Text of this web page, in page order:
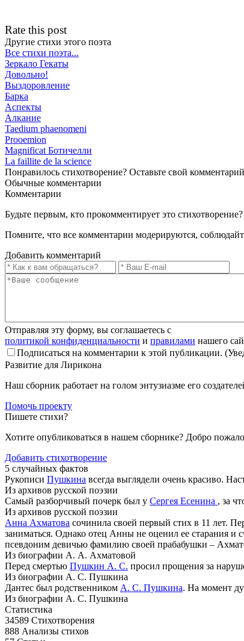
Rate this post
Другие стихи этого поэта
Все стихи поэта...
Зеркало Гекаты
Довольно!
Выздоровление
Барка
Аспекты
Алкание
Taedium phaenomeni
Prooemion
Magnificat Ботичелли
La faillite de la science
Понравилось стихотворение? Оставьте свой
Обычные комментарии
Комментарии
Будьте первым, кто прокомментирует это стихотворение?
Помните, что все комментарии модерируются,
Добавить комментарий
Отправляя эту форму, вы соглашаетесь с
политикой конфиденциальности и правилами нашего
Подписаться на комментарии к этой публикации.
Развитие для Лирикона
Наш сборник работает на голом энтузиазме его
Помочь проекту
Пишете стихи?
Хотите опубликоваться в нашем сборнике? Добро
Добавить стихотворение
5 случайных фактов
Рукописи Пушкина всегда выглядели очень красиво.
Из архивов русской поэзии
Самый разборчивый почерк был у Сергея Есенина , за
Из архивов русской поэзии
Анна Ахматова сочинила своей первый стих в 11 лет.
заниматься. Однако отец Анны не оценил ее старания
псевдоним девичью фамилию своей прабабушки –
Из биографии А. А. Ахматовой
Перед смертью Пушкин А. С. просил прощения за
Из биографии А. С. Пушкина
Дантес был родственником А. С. Пушкина. На момент
Из биографии А. С. Пушкина
Статистика
34589 Стихотворения
888 Анализы стихов